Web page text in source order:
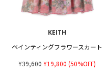
KEITH
ペインティングフラワースカート
¥39,600¥19,800 (50%OFF)